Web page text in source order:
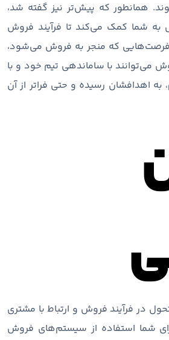
همانطور که پیش‌تر نیز گفته شد،
شما کمک می‌کند تا فرآیند فروش
فرصت‌هایی که منجر به فروش می‌شود،
می‌توانند با ساماندهی تیم خود و با
به اهدافشان رسیده و حتی فراتر از آن
در فرآیند فروش و ارتباط با مشتری
شما استفاده از سیستم‌های فروش